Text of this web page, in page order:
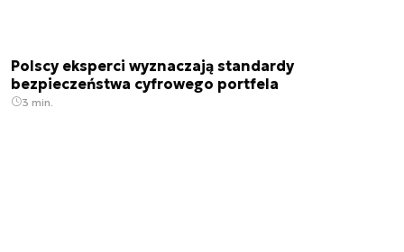
Polscy eksperci wyznaczają standardy
bezpieczeństwa cyfrowego portfela
3 min.